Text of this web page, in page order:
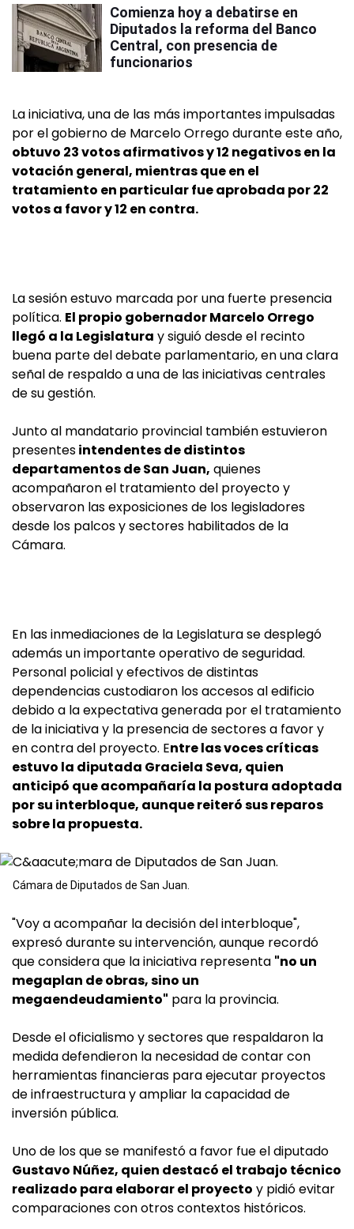
Comienza hoy a debatirse en
Diputados la reforma del Banco
Central, con presencia de
funcionarios
La iniciativa, una de las más importantes impulsadas
por el gobierno de Marcelo Orrego durante este año,
obtuvo 23 votos afirmativos y 12 negativos en la
votación general, mientras que en el
tratamiento en particular fue aprobada por 22
votos a favor y 12 en contra.
La sesión estuvo marcada por una fuerte presencia
política. El propio gobernador Marcelo Orrego
llegó a la Legislatura y siguió desde el recinto
buena parte del debate parlamentario, en una clara
señal de respaldo a una de las iniciativas centrales
de su gestión.
Junto al mandatario provincial también estuvieron
presentesintendentes de distintos
departamentos de San Juan, quienes
acompañaron el tratamiento del proyecto y
observaron las exposiciones de los legisladores
desde los palcos y sectores habilitados de la
Cámara.
En las inmediaciones de la Legislatura se desplegó
además un importante operativo de seguridad.
Personal policial y efectivos de distintas
dependencias custodiaron los accesos al edificio
debido a la expectativa generada por el tratamiento
de la iniciativa y la presencia de sectores a favor y
en contra del proyecto. Entre las voces críticas
estuvo la diputada Graciela Seva, quien
anticipó que acompañaría la postura adoptada
por su interbloque, aunque reiteró sus reparos
sobre la propuesta.
Cámara de Diputados de San Juan.
"Voy a acompañar la decisión del interbloque",
expresó durante su intervención, aunque recordó
que considera que la iniciativa representa "no un
megaplan de obras, sino un
megaendeudamiento" para la provincia.
Desde el oficialismo y sectores que respaldaron la
medida defendieron la necesidad de contar con
herramientas financieras para ejecutar proyectos
de infraestructura y ampliar la capacidad de
inversión pública.
Uno de los que se manifestó a favor fue el diputado
Gustavo Núñez, quien destacó el trabajo técnico
realizado para elaborar el proyecto y pidió evitar
comparaciones con otros contextos históricos.